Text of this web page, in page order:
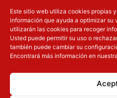
Este sitio web utiliza cookies propias
información que ayuda a optimizar su
utilizarán las cookies para recoger
Usted puede permitir su uso o
también puede cambiar su
Encontrará más información en
Tipo
OTROS